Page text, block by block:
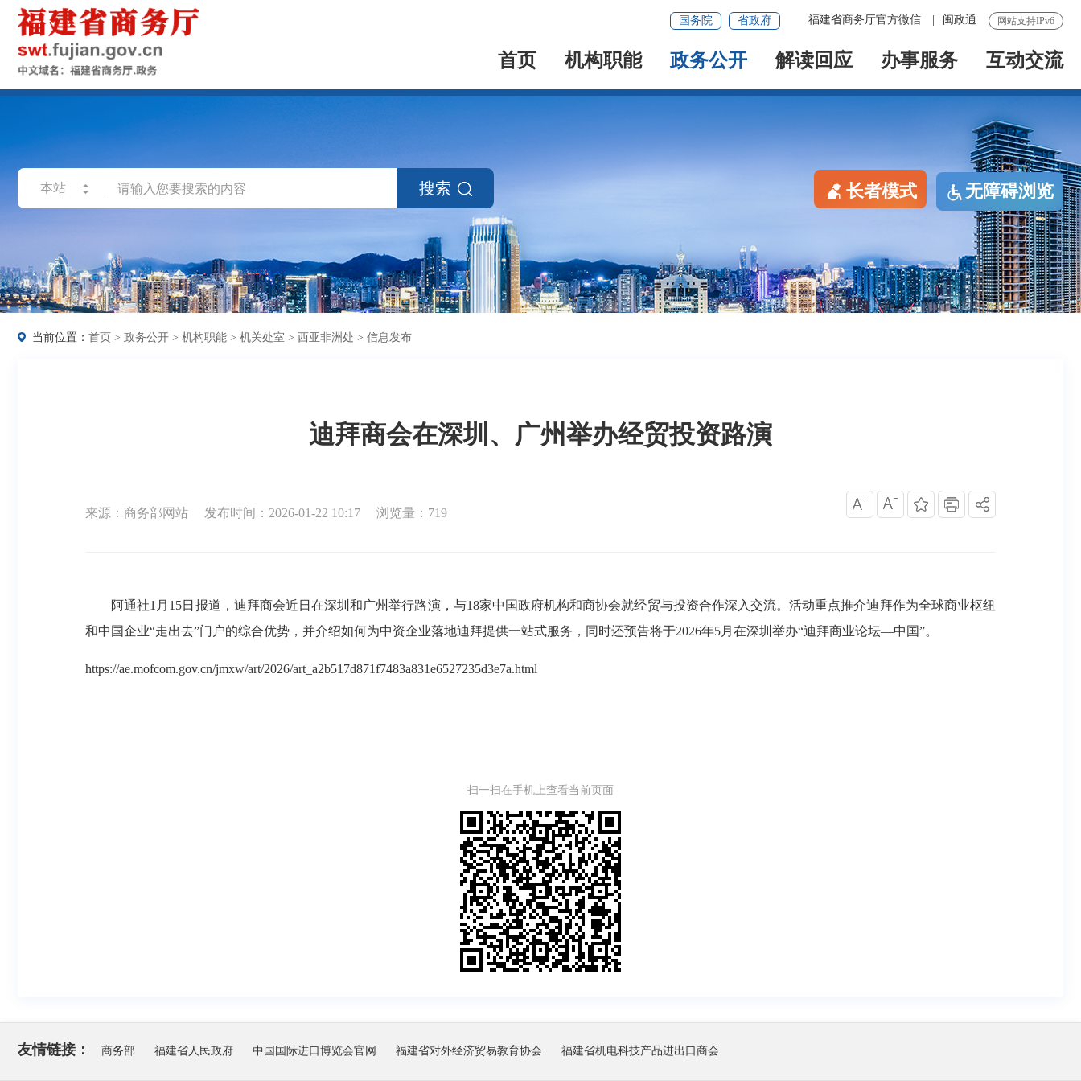
网站支持IPv6
福建省商务厅官方微信 闽政通
国务院 省政府
首页 机构职能 政务公开 解读回应 办事服务 互动交流
搜索 长者模式 无障碍浏览
当前位置： 首页 > 政务公开 > 机构职能 > 机关处室 > 西亚非洲处 > 信息发布
迪拜商会在深圳、广州举办经贸投资路演
来源：商务部网站 发布时间：2026-01-22 10:17 浏览量：719
阿通社1月15日报道，迪拜商会近日在深圳和广州举行路演，与18家中国政府机构和商协会就经贸与投资合作深入交流。活动重点推介迪拜作为全球商业枢纽
和中国企业“走出去”门户的综合优势，并介绍如何为中资企业落地迪拜提供一站式服务，同时还预告将于2026年5月在深圳举办“迪拜商业论坛—中国”。
https://ae.mofcom.gov.cn/jmxw/art/2026/art_a2b517d871f7483a831e6527235d3e7a.html
扫一扫在手机上查看当前页面
友情链接： 商务部 福建省人民政府 中国国际进口博览会官网 福建省对外经济贸易教育协会 福建省机电科技产品进出口商会